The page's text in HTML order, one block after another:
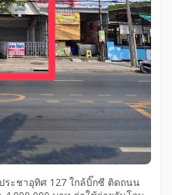
ะชาอุทิศ 127 ใกล้บิ๊กซี ติดถนน